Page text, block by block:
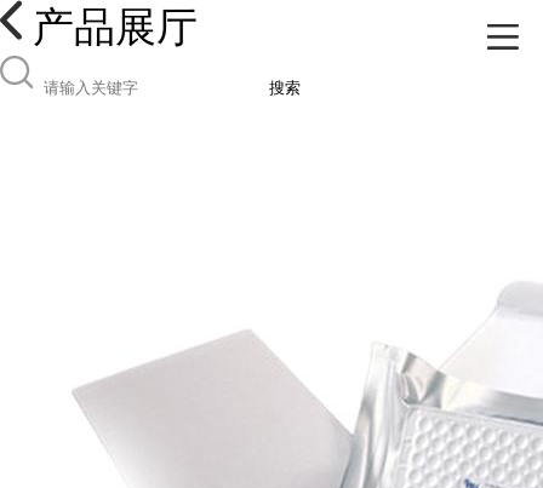
产品展厅
搜索